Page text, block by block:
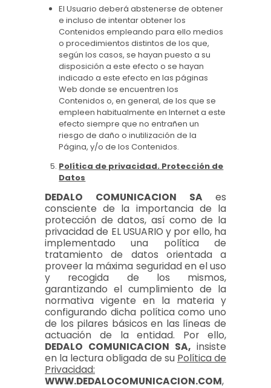
El Usuario deberá abstenerse de obtener
e incluso de intentar obtener los
Contenidos empleando para ello medios
o procedimientos distintos de los que,
según los casos, se hayan puesto a su
disposición a este efecto o se hayan
indicado a este efecto en las páginas
Web donde se encuentren los
Contenidos o, en general, de los que se
empleen habitualmente en Internet a este
efecto siempre que no entrañen un
riesgo de daño o inutilización de la
Página, y/o de los Contenidos.
Política de privacidad. Protección de
Datos
DEDALO COMUNICACION SA es
consciente de la importancia de la
protección de datos, así como de la
privacidad de EL USUARIO y por ello, ha
implementado una política de
tratamiento de datos orientada a
proveer la máxima seguridad en el uso
y recogida de los mismos,
garantizando el cumplimiento de la
normativa vigente en la materia y
configurando dicha política como uno
de los pilares básicos en las líneas de
actuación de la entidad. Por ello,
DEDALO COMUNICACION SA, insiste
en la lectura obligada de su Política de
Privacidad:
WWW.DEDALOCOMUNICACION.COM,